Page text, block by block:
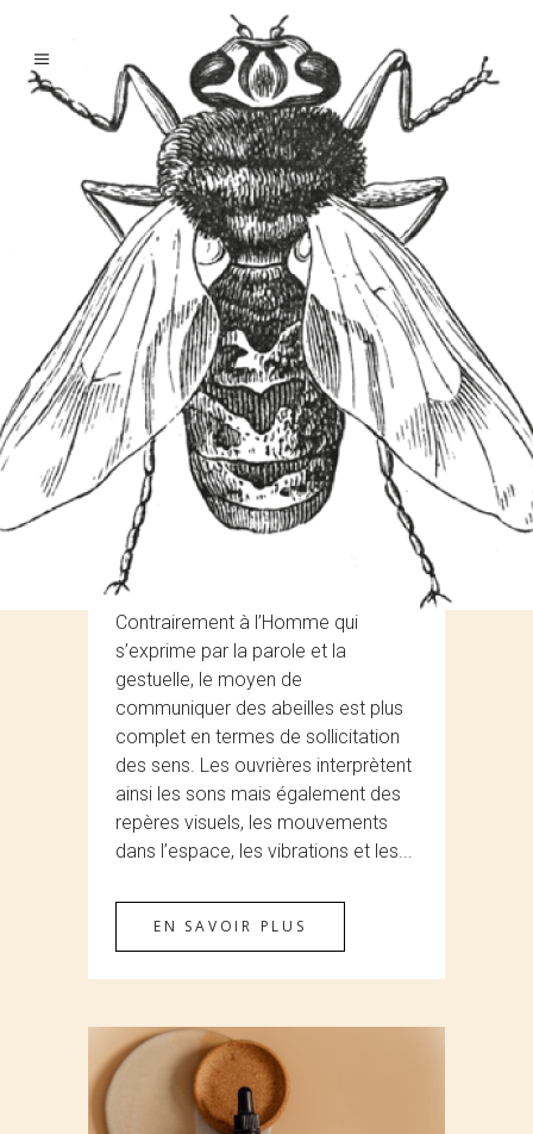
08 DécLa danse de
l’abeille
Posté à 15:35h dans
0
Commentaires
Contrairement à l’Homme qui
s’exprime par la parole et la
gestuelle, le moyen de
communiquer des abeilles est plus
complet en termes de sollicitation
des sens. Les ouvrières interprètent
ainsi les sons mais également des
repères visuels, les mouvements
dans l’espace, les vibrations et les...
EN SAVOIR PLUS